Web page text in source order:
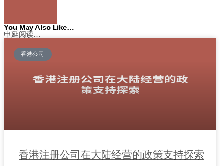
You May Also Like…
申延阅读…
香港公司
香港注册公司在大陆经营的政策支持探索